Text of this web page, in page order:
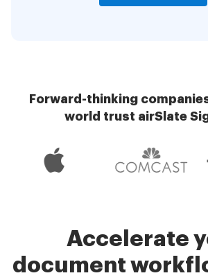
Forward-thinking
world trust airSlate
Accelerate
document